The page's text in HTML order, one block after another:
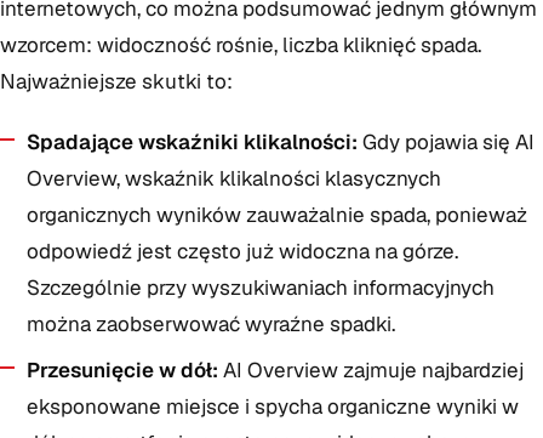
internetowych, co można podsumować jednym głównym
wzorcem: widoczność rośnie, liczba kliknięć spada.
Najważniejsze skutki to:
Spadające wskaźniki klikalności: Gdy pojawia się AI
Overview, wskaźnik klikalności klasycznych
organicznych wyników zauważalnie spada, ponieważ
odpowiedź jest często już widoczna na górze.
Szczególnie przy wyszukiwaniach informacyjnych
można zaobserwować wyraźne spadki.
Przesunięcie w dół: AI Overview zajmuje najbardziej
eksponowane miejsce i spycha organiczne wyniki w